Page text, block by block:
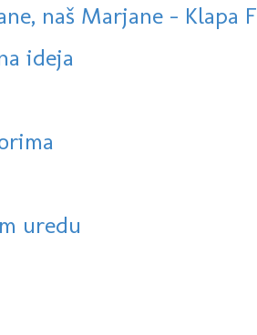
naš Marjane - Klapa
ideja
uredu